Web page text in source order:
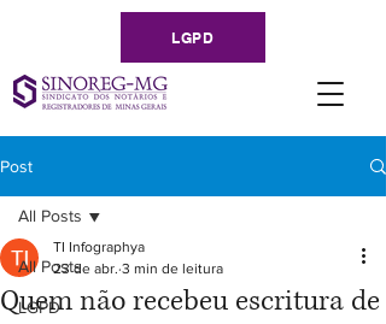
LGPD
Post
All Posts
LGPD
All Posts
Quem não recebeu escritura de
TI Infographya
23 de abr. 3 min de leitura